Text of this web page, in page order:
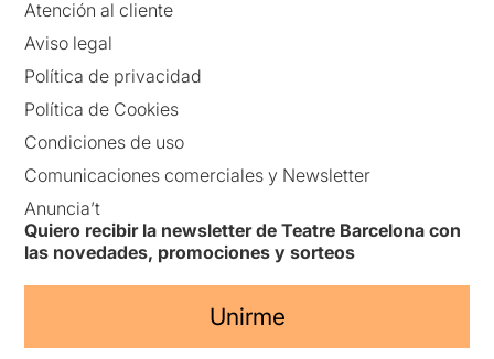
Atención al cliente
Aviso legal
Política de privacidad
Política de Cookies
Condiciones de uso
Comunicaciones comerciales y Newsletter
Anuncia’t
Quiero recibir la newsletter de Teatre Barcelona con
las novedades, promociones y sorteos
Unirme